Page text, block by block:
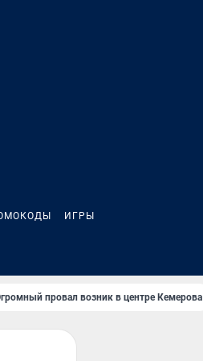
ИГРЫ
провал возник в центре Кемерова